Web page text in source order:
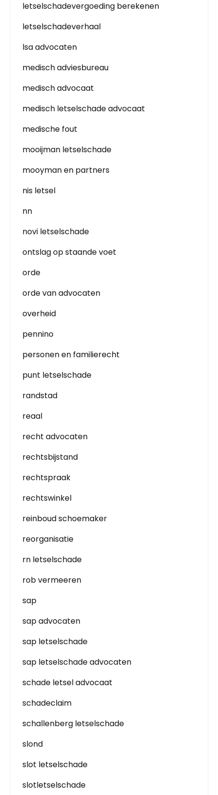
letselschadevergoeding berekenen
letselschadeverhaal
lsa advocaten
medisch adviesbureau
medisch advocaat
medisch letselschade advocaat
medische fout
mooijman letselschade
mooyman en partners
nis letsel
nn
novi letselschade
ontslag op staande voet
orde
orde van advocaten
overheid
pennino
personen en familierecht
punt letselschade
randstad
reaal
recht advocaten
rechtsbijstand
rechtspraak
rechtswinkel
reinboud schoemaker
reorganisatie
rn letselschade
rob vermeeren
sap
sap advocaten
sap letselschade
sap letselschade advocaten
schade letsel advocaat
schadeclaim
schallenberg letselschade
slond
slot letselschade
slotletselschade